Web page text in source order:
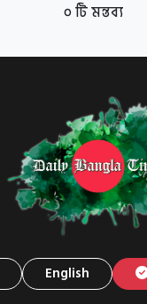
০ টি মন্তব্য
English